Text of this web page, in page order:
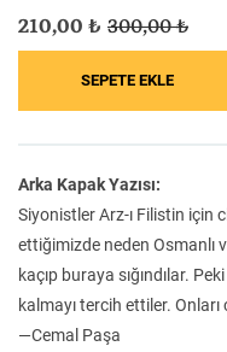
İnsan ve Toplum
Klasik
Arka Kapak Yazısı:
Siyonistler Arz-ı Filistin için
ettiğimizde neden Osmanlı
kaçıp buraya sığındılar.
kalmayı tercih ettiler.
—Cemal Paşa
210,00 ₺ 300,00 ₺